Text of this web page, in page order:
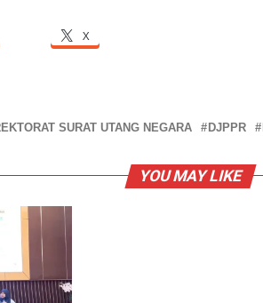
X
SURAT UTANG NEGARA DJPPR
YOU MAY LIKE